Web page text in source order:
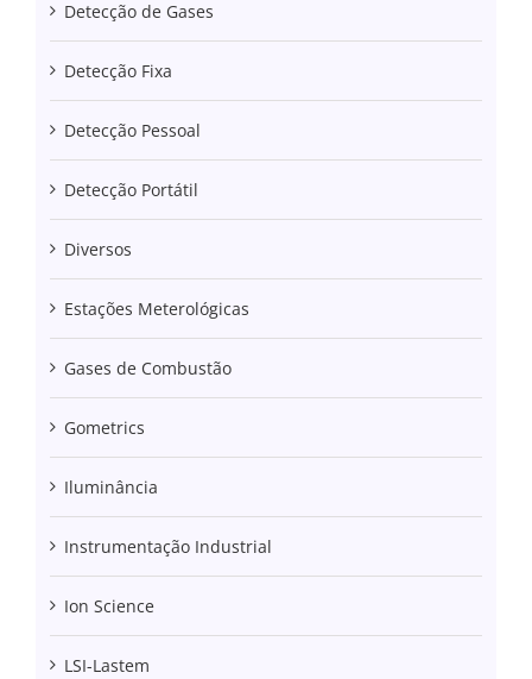
Detecção de Gases
Detecção Fixa
Detecção Pessoal
Detecção Portátil
Diversos
Estações Meterológicas
Gases de Combustão
Gometrics
Iluminância
Instrumentação Industrial
Ion Science
LSI-Lastem